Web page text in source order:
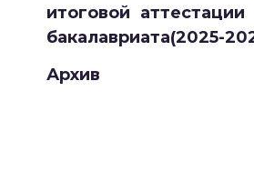
итоговой
бакалавриата(2025-
Архив